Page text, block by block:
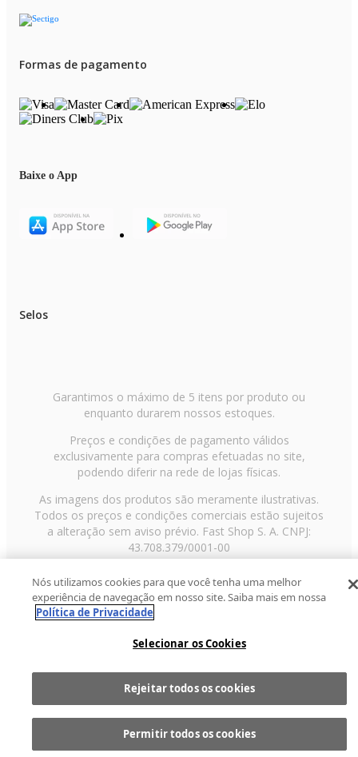
Comprar
Formas de pagamento
Baixe o App
Selos
Garantimos o máximo de 5 itens por produto ou
enquanto durarem nossos estoques.
Preços e condições de pagamento válidos
exclusivamente para compras efetuadas no site,
podendo diferir na rede de lojas físicas.
As imagens dos produtos são meramente ilustrativas.
Todos os preços e condições comerciais estão sujeitos
a alteração sem aviso prévio. Fast Shop S. A. CNPJ:
43.708.379/0001-00
Avenida Zaki Narchi, nº 1650, sobreloja, Carandiru, São
Paulo/SP, CEP 02029-001, Telefone: 11 3003-3728 ©
2013 Fast Shop - Todos os direitos reservadosRF
Nós utilizamos cookies para que você tenha uma melhor
experiência de navegação em nosso site. Saiba mais em nossa
Política de Privacidade
Selecionar os Cookies
Rejeitar todos os cookies
Permitir todos os cookies